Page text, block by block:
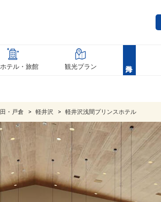
テル・旅館 観光プラン
・戸倉 軽井沢 軽井沢浅間プリンスホテル